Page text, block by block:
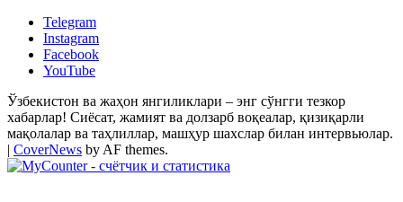
Telegram
Instagram
Facebook
YouTube
Ўзбекистон ва жаҳон янгиликлари – энг сўнгги тезкор
хабарлар! Сиёсат, жамият ва долзарб воқеалар, қизиқарли
мақолалар ва таҳлиллар, машҳур шахслар билан интервьюлар.
| CoverNews by AF themes.